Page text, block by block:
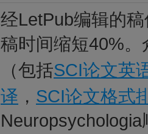
经LetPub编辑的
稿时间缩短40%
（包括SCI论文英
译 ， SCI论文格式